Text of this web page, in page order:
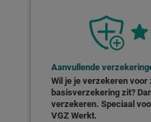
Aanvullende
Wil je je verzekeren voor
basisverzekering zit?
verzekeren. Speciaal
VGZ Werkt.